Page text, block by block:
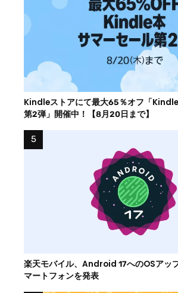
Kindleストアにて最大65％オフ「
第2弾」開催中！【8月20日まで】
楽天モバイル、Android 17へのOSアッ
マートフォンを発表